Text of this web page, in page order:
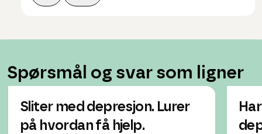
Spørsmål og svar som ligner
Sliter med depresjon. Lurer
på hvordan få hjelp.